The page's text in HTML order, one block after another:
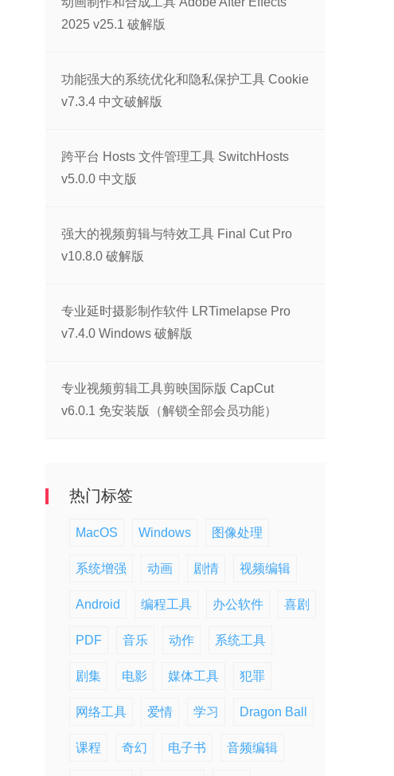
2025 v25.1 破解版
功能强大的系统优化和隐私保护工具 Cookie
v7.3.4 中文破解版
跨平台 Hosts 文件管理工具 SwitchHosts
v5.0.0 中文版
强大的视频剪辑与特效工具 Final Cut Pro
v10.8.0 破解版
专业延时摄影制作软件 LRTimelapse Pro
v7.4.0 Windows 破解版
专业视频剪辑工具剪映国际版 CapCut
v6.0.1 免安装版（解锁全部会员功能）
热门标签
MacOS Windows 图像处理
系统增强 动画 剧情 视频编辑
Android 编程工具 办公软件 喜剧
PDF 音乐 动作 系统工具
剧集 电影 媒体工具 犯罪
网络工具 爱情 学习 Dragon Ball
课程 奇幻 电子书 音频编辑